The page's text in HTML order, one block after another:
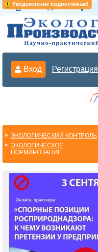
Уведомление подписчикам!
Вход Регистрация
ЭКОЛОГИЧЕСКИЙ КОНТРОЛЬ
ЭКОЛОГИЧЕСКОЕ
НОРМИРОВАНИЕ